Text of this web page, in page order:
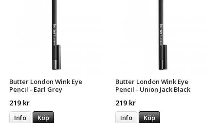
Butter London Wink Eye
Pencil - Earl Grey
219 kr
Info Köp
Butter London Wink Eye
Pencil - Union Jack Black
219 kr
Info Köp